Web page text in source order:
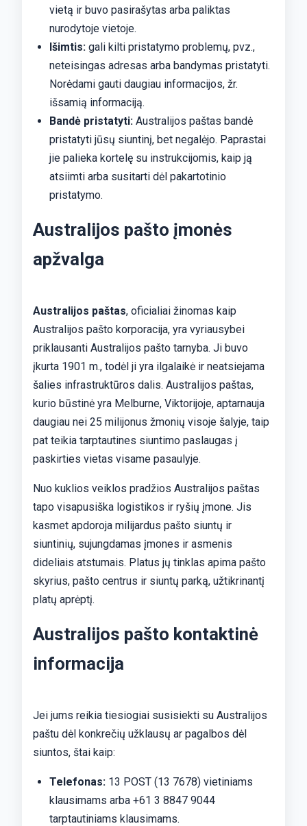
vietą ir buvo pasirašytas arba paliktas
nurodytoje vietoje.
Išimtis: gali kilti pristatymo problemų, pvz.,
neteisingas adresas arba bandymas pristatyti.
Norėdami gauti daugiau informacijos, žr.
išsamią informaciją.
Bandė pristatyti: Australijos paštas bandė
pristatyti jūsų siuntinį, bet negalėjo. Paprastai
jie palieka kortelę su instrukcijomis, kaip ją
atsiimti arba susitarti dėl pakartotinio
pristatymo.
Australijos pašto įmonės
apžvalga
Australijos paštas, oficialiai žinomas kaip
Australijos pašto korporacija, yra vyriausybei
priklausanti Australijos pašto tarnyba. Ji buvo
įkurta 1901 m., todėl ji yra ilgalaikė ir neatsiejama
šalies infrastruktūros dalis. Australijos paštas,
kurio būstinė yra Melburne, Viktorijoje, aptarnauja
daugiau nei 25 milijonus žmonių visoje šalyje, taip
pat teikia tarptautines siuntimo paslaugas į
paskirties vietas visame pasaulyje.
Nuo kuklios veiklos pradžios Australijos paštas
tapo visapusiška logistikos ir ryšių įmone. Jis
kasmet apdoroja milijardus pašto siuntų ir
siuntinių, sujungdamas įmones ir asmenis
dideliais atstumais. Platus jų tinklas apima pašto
skyrius, pašto centrus ir siuntų parką, užtikrinantį
platų aprėptį.
Australijos pašto kontaktinė
informacija
Jei jums reikia tiesiogiai susisiekti su Australijos
paštu dėl konkrečių užklausų ar pagalbos dėl
siuntos, štai kaip:
Telefonas: 13 POST (13 7678) vietiniams
klausimams arba +61 3 8847 9044
tarptautiniams klausimams.